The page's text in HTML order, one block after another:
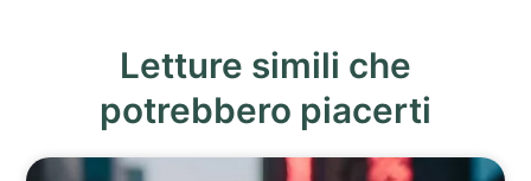
Letture simili che
potrebbero piacerti